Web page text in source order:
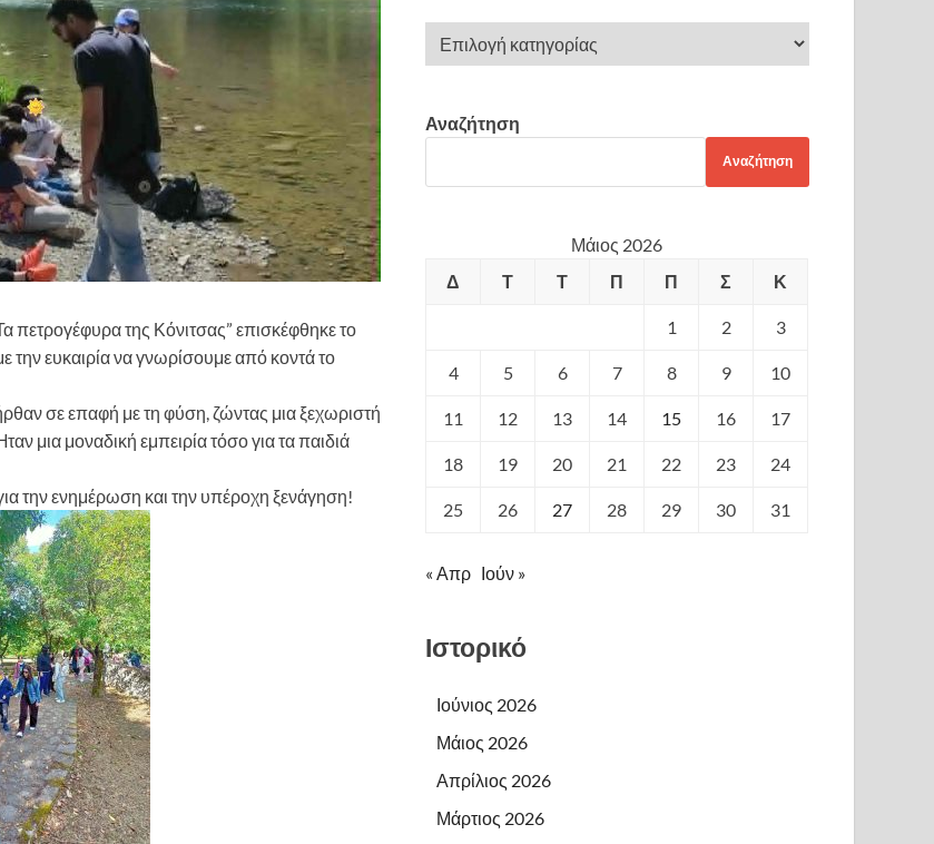
πετρογέφυρα της Κόνιτσας” επισκέφθηκε το
την ευκαιρία να γνωρίσουμε από κοντά το
σε επαφή με τη φύση, ζώντας μια ξεχωριστή
μια μοναδική εμπειρία τόσο για τα παιδιά
την ενημέρωση και την υπέροχη ξενάγηση!
Αναζήτηση
Αναζήτηση
Μάιος 2026
Δ
Τ Τ Π Π Σ Κ
1 2 3
4 5 6 7 8 9 10
11 12 13 14 15 16 17
18 19 20 21 22 23 24
25 26 27 28 29 30 31
« Απρ Ιούν »
Ιστορικό
Ιούνιος 2026
Μάιος 2026
Απρίλιος 2026
Μάρτιος 2026